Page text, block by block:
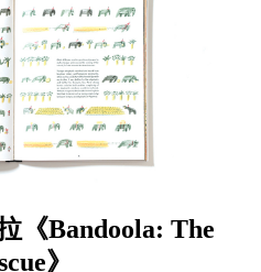
《Bandoola: The
》